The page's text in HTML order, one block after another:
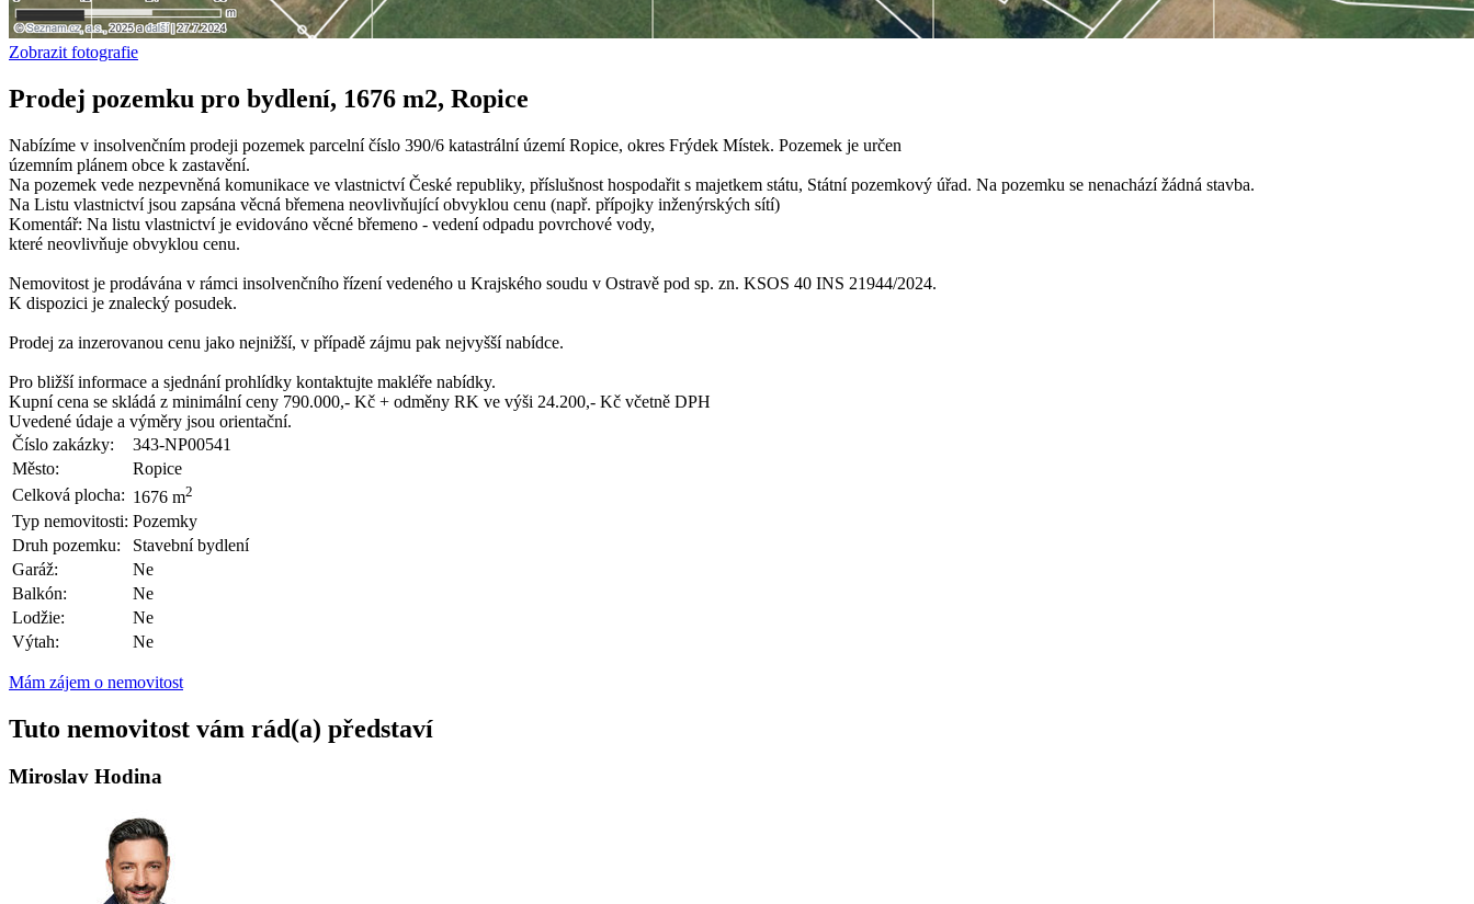
Zobrazit fotografie
Prodej pozemku pro bydlení, 1676 m2, Ropice
Nabízíme v insolvenčním prodeji pozemek parcelní číslo 390/6 katastrální území Ropice, okres Frýdek Místek. Pozemek je určen
územním plánem obce k zastavění.
Na pozemek vede nezpevněná komunikace ve vlastnictví České republiky, příslušnost hospodařit s majetkem státu, Státní pozemkový úřad. Na pozemku se nenachází žádná stavba.
Na Listu vlastnictví jsou zapsána věcná břemena neovlivňující obvyklou cenu (např. přípojky inženýrských sítí)
Komentář: Na listu vlastnictví je evidováno věcné břemeno - vedení odpadu povrchové vody,
které neovlivňuje obvyklou cenu.
Nemovitost je prodávána v rámci insolvenčního řízení vedeného u Krajského soudu v Ostravě pod sp. zn. KSOS 40 INS 21944/2024.
K dispozici je znalecký posudek.
Prodej za inzerovanou cenu jako nejnižší, v případě zájmu pak nejvyšší nabídce.
Pro bližší informace a sjednání prohlídky kontaktujte makléře nabídky.
Kupní cena se skládá z minimální ceny 790.000,- Kč + odměny RK ve výši 24.200,- Kč včetně DPH
Uvedené údaje a výměry jsou orientační.
Číslo zakázky:
343-NP00541
Město:
Ropice
Celková plocha: 1676 m2
Typ nemovitosti: Pozemky
Druh pozemku:
Stavební bydlení
Garáž:
Ne
Balkón:
Ne
Lodžie:
Ne
Výtah:
Ne
Mám zájem o nemovitost
Tuto nemovitost vám rád(a) představí
Miroslav Hodina